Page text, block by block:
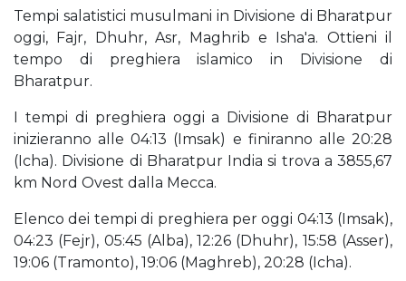
Tempi salatistici musulmani in Divisione di Bharatpur
oggi, Fajr, Dhuhr, Asr, Maghrib e Isha'a. Ottieni il
tempo di preghiera islamico in Divisione di
Bharatpur.
I tempi di preghiera oggi a Divisione di Bharatpur
inizieranno alle 04:13 (Imsak) e finiranno alle 20:28
(Icha). Divisione di Bharatpur India si trova a 3855,67
km Nord Ovest dalla Mecca.
Elenco dei tempi di preghiera per oggi 04:13 (Imsak),
04:23 (Fejr), 05:45 (Alba), 12:26 (Dhuhr), 15:58 (Asser),
19:06 (Tramonto), 19:06 (Maghreb), 20:28 (Icha).